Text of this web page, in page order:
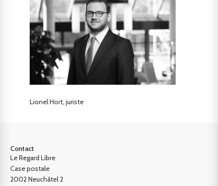
Lionel Hort, juriste
Contact
Le Regard Libre
Case postale
2002 Neuchâtel 2